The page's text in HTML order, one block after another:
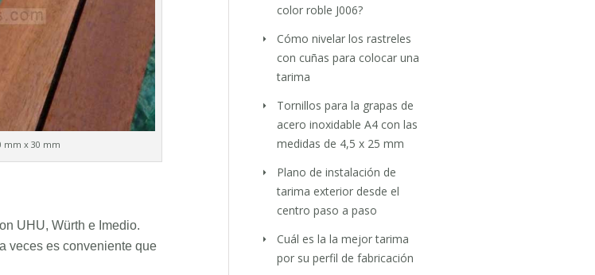
mm x 30 mm
UHU, Würth e Imedio.
veces es conveniente que
color roble J006?
Cómo nivelar los rastreles
con cuñas para colocar una
tarima
Tornillos para la grapas de
acero inoxidable A4 con las
medidas de 4,5 x 25 mm
Plano de instalación de
tarima exterior desde el
centro paso a paso
Cuál es la la mejor tarima
por su perfil de fabricación